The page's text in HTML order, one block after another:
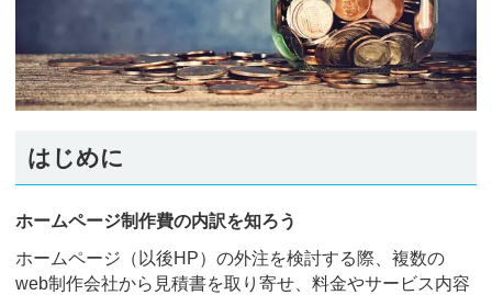
はじめに
ホームページ制作費の内訳を知ろう
ホームページ（以後HP）の外注を検討する際、複数の
web制作会社から見積書を取り寄せ、料金やサービス内容